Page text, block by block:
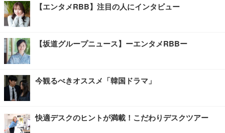
【エンタメRBB】注目の人にインタビュー
【坂道グループニュース】ーエンタメRBBー
今観るべきオススメ「韓国ドラマ」
快適デスクのヒントが満載！こだわりデスクツアー